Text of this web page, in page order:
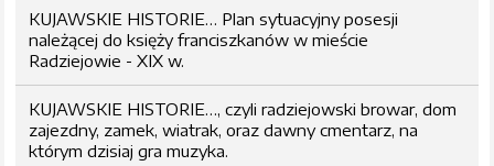
KUJAWSKIE HISTORIE… Plan sytuacyjny posesji
należącej do księży franciszkanów w mieście
Radziejowie - XIX w.
KUJAWSKIE HISTORIE…, czyli radziejowski browar, dom
zajezdny, zamek, wiatrak, oraz dawny cmentarz, na
którym dzisiaj gra muzyka.